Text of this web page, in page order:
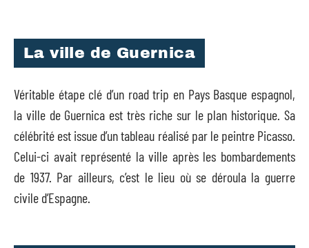
La ville de Guernica
Véritable étape clé d’un road trip en Pays Basque espagnol,
la ville de Guernica est très riche sur le plan historique. Sa
célébrité est issue d’un tableau réalisé par le peintre Picasso.
Celui-ci avait représenté la ville après les bombardements
de 1937. Par ailleurs, c’est le lieu où se déroula la guerre
civile d’Espagne.